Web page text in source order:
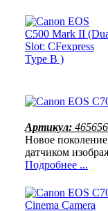
Артикул:
Новое
датчиком
Подробнее ...